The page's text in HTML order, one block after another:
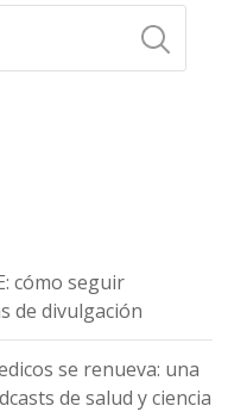
cómo seguir
de divulgación
se renueva: una
de salud y ciencia